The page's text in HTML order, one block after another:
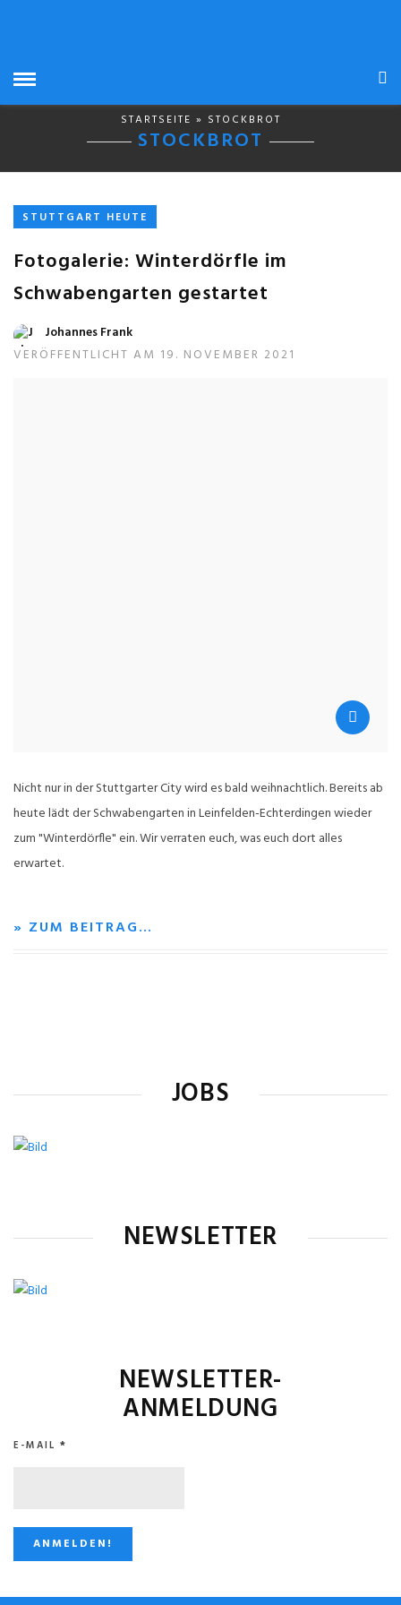
STARTSEITE » STOCKBROT
STOCKBROT
STUTTGART HEUTE
Fotogalerie: Winterdörfle im
Schwabengarten gestartet
Johannes Frank
VERÖFFENTLICHT AM 19. NOVEMBER 2021
Nicht nur in der Stuttgarter City wird es bald weihnachtlich. Bereits ab
heute lädt der Schwabengarten in Leinfelden-Echterdingen wieder
zum "Winterdörfle" ein. Wir verraten euch, was euch dort alles
erwartet.
» ZUM BEITRAG…
JOBS
NEWSLETTER
NEWSLETTER-
ANMELDUNG
E-MAIL *